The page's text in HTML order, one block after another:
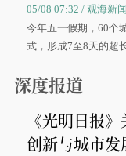
05/08 07:32 / 观海新闻
今年五一假期，60个
式，形成7至8天的超
深度报道
《光明日报
创新与城市